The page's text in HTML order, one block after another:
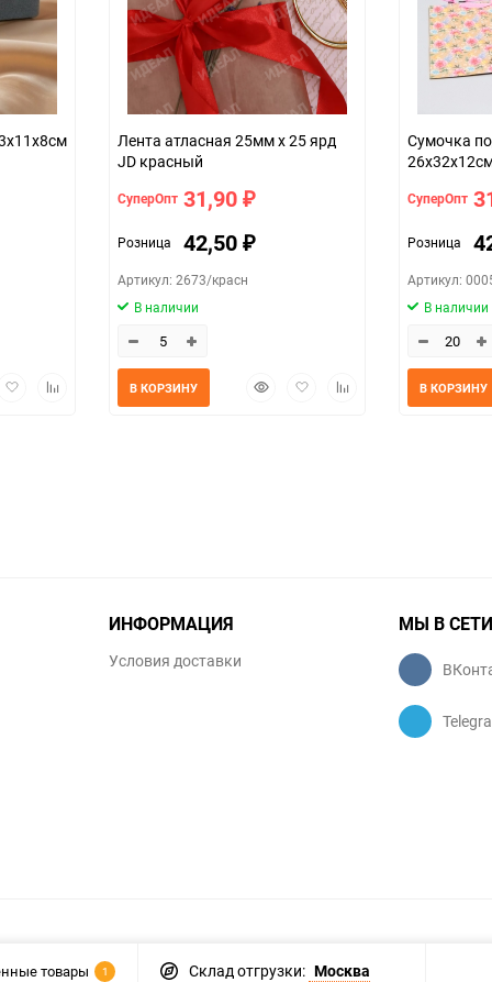
ДобавитьДобавить
Лента атласная 25мм х 25 ярд
JD красный
СуперОпт 31,90 ₽
Розница 42,50 ₽
Артикул: 2673/красн
В наличии
БыстрыйДобавитьДобавить
В КОРЗИНУ
Сумочка
СуперОпт
Розница
Артикул:
В наличии
В КОРЗИНУ
ИНФОРМАЦИЯ
Условия доставки
МЫ В СЕТИ
товары 1 Склад отгрузки: Москва